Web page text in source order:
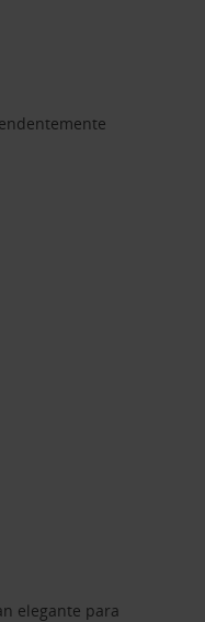
elegante para